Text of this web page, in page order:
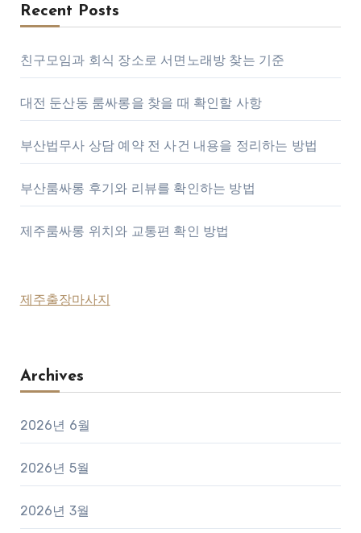
Recent Posts
친구모임과 회식 장소로 서면노래방 찾는 기준
대전 둔산동 룸싸롱을 찾을 때 확인할 사항
부산법무사 상담 예약 전 사건 내용을 정리하는 방법
부산룸싸롱 후기와 리뷰를 확인하는 방법
제주룸싸롱 위치와 교통편 확인 방법
제주출장마사지
Archives
2026년 6월
2026년 5월
2026년 3월